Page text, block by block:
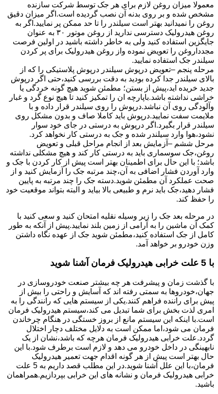
معمولا میزان روغن لازم برای هر جک توسط شرکت سازنده
مشخص شده و بر روی بدنه آن نصب گردیده است.اگر میزان دقیق
روغن را نمیدانید بهتر است سیلندر را تا حد ممکن پر نمایید.اگر به
روغن هیدرولیک دسترسی ندارید از روغن موتور ۳۰ به عنوان
جایگزین استفاده کنید ولی به خاطر داشته باشید در اولین فرصت
مجدداروغن را تعویض نموده واز روغن هیدرولیک برای پر کردن
سیلندر جک استفاده نمایید.
مرحله پنجم –تعویض درپوش سیلندر درپوش پلاستیکی را که از
بالای سیلندر جدا کرده بودید به دقت بررسی کنید،حتی اگر درپوش
جدید خریده اید،پیش از بستن؛ مطمئن شوید هیچ گونه خردگی یا
خراشی نداشته باشد.باپارچه ان را تمکیز کنید تا هیچ نوع گرد و غبار
وآلودگی روی آن نباشد.درپوش را روی سیلندر قرار داده و با
ملایمت سفت نمایید.درپوش باید کاملا صاف و بدون مشکل روی
سیلندر قرار بگیرد.اگر درپوش به درستی در جای خود سوار
نشود،هوا وارد سیلندر شده و جک به درستی کار نخواهد کرد.
مرحل ششم –آزمایش بعد از انجام مراحل قبلی و تعویض
روغن،جک سوسماری باید به درستی کار کند و هیچ مشکلی نداشته
باشد؛ با این حال برای اطمینان بهتر است پیش از کار کردن با جک و
وارد آوردن فشار اضافی به آن،چند مرتبه جک را آزمایش کنید و از
صحت عملکرد آن مطمئن شوید.دسته جک را چند مرتبه به پایین
فشار دهید،جک باید نرم و طبیعی بالا بیاید و البته بتواند موقعیت خود
را حفظ کند.
در مرحله بعد جک را زیر وسیله نقلیه امتحان کنید و سعی کنید با
کمک آن ماشین را به آرامی از زمین بلند نمایید.پیش از آنکه به طور
کامل از جک استفاده کنید،مطمئن شوید جک از عهده نگاه داشتن
وزن خودرو بر خواهد آمد.
با 5 علت خرابی هیدرولیک فرمان آشنا شوید
با گذشت زمان و پیشرفت هر چه بیشتر صنعت خودروسازی در
جهان،خودروها به سمتی رفته اند که آسایش و راحتی را بیش از
پیش برای راننده فراهم کنند.یکی از سیستم هایی که رانندگی را به
امری لذت بخش برای شما تبدیل می کند،سیستم هیدرولیک فرمان
است.با اینکه این سیستم مانع از بروز خستگی در هنگام چرخاندن
فرمان می شود،اما ممکن است به دلایل مختلف دچار اختلال
گردد.علت خرابی هیدرولیک فرمان هرچه که باشد،نشان از یک
نابهینگی در داخل خودرو می دهد و لازم است برطرف شود.با این
حال بهتر است پیش از هر گونه اقدام جهت تعمیر هیدرولیک
فرمان،با این علل آشنا شوید.در این مطلب قصد داریم به 5 علت
خرابی هیدرولیک فرمان و نشانه های این خرابی بپردازیم.همراهمان
باشید.